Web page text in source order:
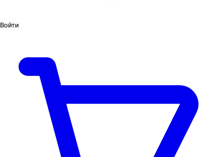
Войти